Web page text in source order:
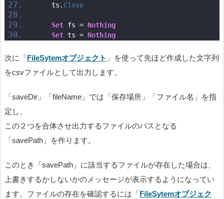
    ts.
Close
Set fs = Nothing
Set ts = Nothing
次に「FileSytemオブジェクト 」を使って先ほど作成した文字列
をcsvファイルとして出力します。
「saveDir」「fileName」では「保存場所」「ファイル名」を指
定し、
この２つを合体させ出力するファイルのパスとなる
「savePath」を作ります。
このとき「savePath」に該当するファイルが存在した場合は、
上書きするかしないかのメッセージが表示するようになってい
ます。ファイルの存在を確認するには「FileSytemオブジェク